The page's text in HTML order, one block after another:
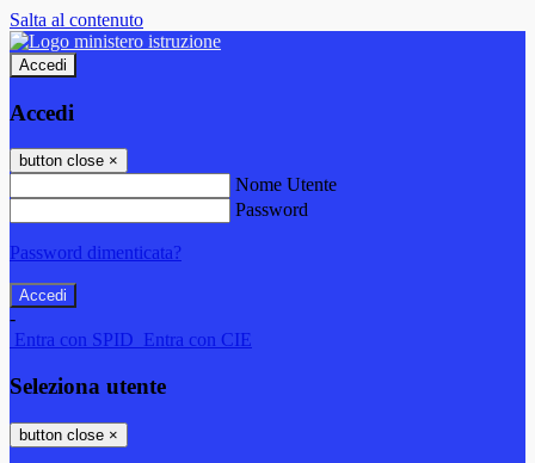
Salta al contenuto
Accedi
Accedi
button close ×
Nome Utente
Password
Password dimenticata?
-
Entra con SPID Entra con CIE
Seleziona utente
button close ×